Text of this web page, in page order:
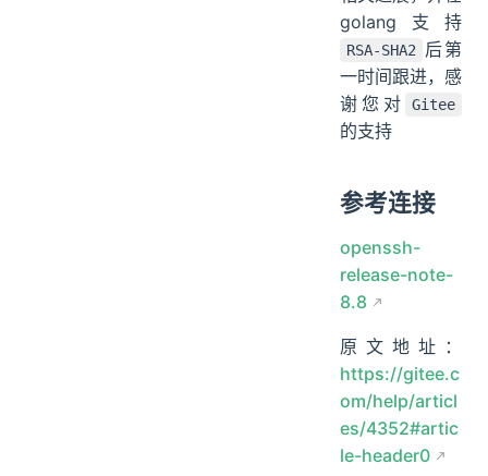
golang支持
RSA-SHA2
后第
一时间跟进，感
谢您对
Gitee
的支持
参考连接
openssh-
release-note-
8.8
原文地址：
https://gitee.c
om/help/articl
es/4352#artic
le-header0